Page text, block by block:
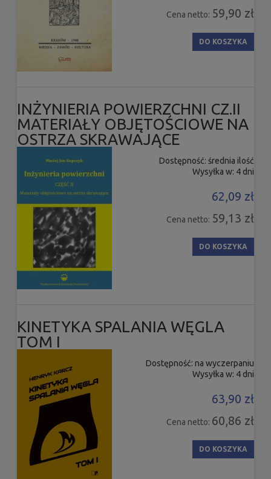
Cena netto: 59,90 zł
DO KOSZYKA
INŻYNIERIA POWIERZCHNI CZ.II
MATERIAŁY OBJĘTOŚCIOWE NA
OSTRZA SKRAWAJĄCE
Dostępność: średnia ilość
Wysyłka w: 4 dni
62,09 zł
Cena netto: 59,13 zł
DO KOSZYKA
KINETYKA SPALANIA WĘGLA
TOM I
Dostępność: na wyczerpaniu
Wysyłka w: 4 dni
63,90 zł
Cena netto: 60,86 zł
DO KOSZYKA